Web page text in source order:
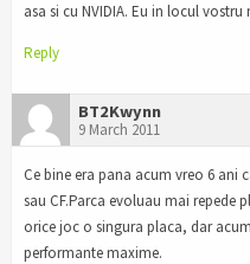
asa si cu NVIDIA. Eu in locul
Reply
BT2Kwynn
9 March 2011
Ce bine era pana acum vreo 6 ani
sau CF.Parca evoluau mai repede
orice joc o singura placa, dar
performante maxime.